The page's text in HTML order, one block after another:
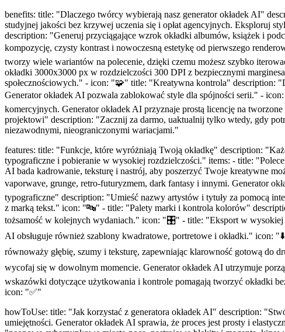
benefits: title: "Dlaczego twórcy wybierają nasz generator okładek AI"
studyjnej jakości bez krzywej uczenia się i opłat agencyjnych. Eksploruj
description: "Generuj przyciągające wzrok okładki albumów, książek i
kompozycję, czysty kontrast i nowoczesną estetykę od pierwszego
tworzy wiele wariantów na polecenie, dzięki czemu możesz szybko
okładki 3000x3000 px w rozdzielczości 300 DPI z bezpiecznymi
społecznościowych." - icon: "🧩" title: "Kreatywna kontrola" description:
Generator okładek AI pozwala zablokować style dla spójności serii." -
komercyjnych. Generator okładek AI przyznaje prostą licencję na
projektowi" description: "Zacznij za darmo, uaktualnij tylko wtedy, gdy
niezawodnymi, nieograniczonymi wariacjami."
features: title: "Funkcje, które wyróżniają Twoją okładkę" description:
typograficzne i pobieranie w wysokiej rozdzielczości." items: - title:
AI bada kadrowanie, teksturę i nastrój, aby poszerzyć Twoje kreatywne
vaporwave, grunge, retro-futuryzmem, dark fantasy i innymi. Generator
typograficzne" description: "Umieść nazwy artystów i tytuły za pomocą
z marką tekst." icon: "🔤" - title: "Palety marki i kontrola kolorów"
tożsamość w kolejnych wydaniach." icon: "🎛️" - title: "Eksport w wysokiej
AI obsługuje również szablony kwadratowe, portretowe i okładki." icon:
równoważy głębię, szumy i teksturę, zapewniając klarowność gotową
wycofaj się w dowolnym momencie. Generator okładek AI utrzymuje
wskazówki dotyczące użytkowania i kontrole pomagają tworzyć okładki
icon: "✅"
howToUse: title: "Jak korzystać z generatora okładek AI" description:
umiejętności. Generator okładek AI sprawia, że proces jest prosty i